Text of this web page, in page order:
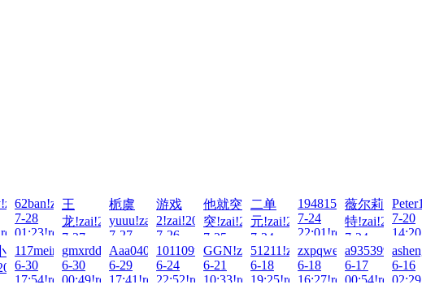
62ban!zai!2026-
7-28
01:23!read!
王
龙!zai!2026-
7-27
20:23!read!
栀虞
yuuu!zai!2026-
7-27
00:39!read!
游戏
2!zai!2026-
7-26
00:31!read!
他就突
突!zai!2026-
7-25
11:29!read!
二单
元!zai!2026-
7-24
22:01!read!
1948157307!zai!2026-
7-24
22:01!read!
薇尔莉
特!zai!2026-
7-24
01:54!read!
7-20
117meimu!zai!2026-
6-30
17:54!read!
gmxrdd!zai!2026-
6-30
00:49!read!
Aaa040518!zai!2026-
6-29
17:41!read!
101109tt!zai!2026-
6-24
22:52!read!
GGN!zai!2026-
6-21
10:33!read!
51211!zai!2026-
6-18
19:25!read!
zxpqweasd!zai!2026-
6-18
16:27!read!
6-17
00:54!read!
6-16